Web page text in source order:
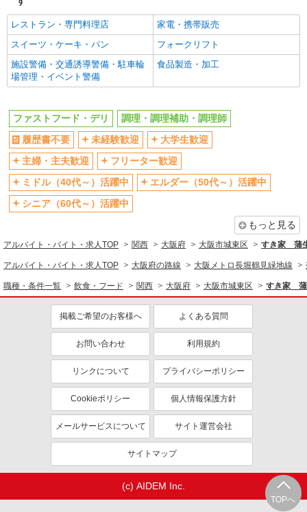
制服貸与
研修制度あり
社員登用あり
高収入・高額
同じ職種から求人を探す
同じ特徴から求人を探す
未経験歓迎
大学生歓迎
ミドル（40代～）活躍中
週2～3日勤務OK
短時間勤務（1日4h以内）OK
深夜
扶養内勤務OK
まかない・食事補助
社員登用あり
レストラン・専門料理店
家電・携帯販売
スイーツ・ケーキ・パン
フォークリフト
施設警備・交通誘導警備・駐車輪
場管理・イベント警備
食品製造・加工
TOPへ
ファストフード・デリ
調理・調理補助・調理師
履歴書不要
未経験歓迎
大学生歓迎
主婦・主夫歓迎
フリーター歓迎
ミドル（40代～）活躍中
エルダー（50代～）活躍中
シニア（60代～）活躍中
もっと見る
アルバイト・バイト・求人TOP 関西 大阪府 大阪市城東区 すき家 蒲
アルバイト・バイト・求人TOP 大阪府の路線 大阪メトロ長堀鶴見緑地線
職種・条件一覧 飲食・フード 関西 大阪府 大阪市城東区 すき家 蒲
掲載ご希望のお客様へ よくある質問
お問い合わせ 利用規約
リンクについて プライバシーポリシー
Cookieポリシー 個人情報保護方針
メールサービスについて サイト運営会社
サイトマップ
(c) AIDEM Inc.